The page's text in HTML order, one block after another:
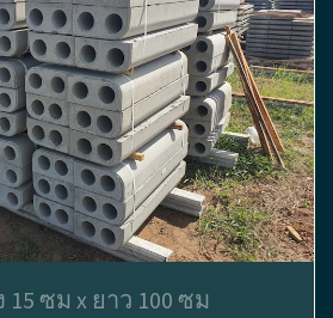
15 ซม x ยาว 100 ซม